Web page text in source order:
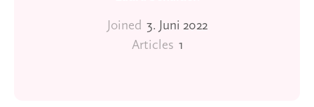
Joined 3. Juni 2022
Articles 1